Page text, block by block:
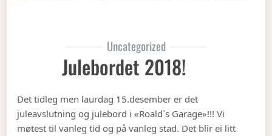
Uncategorized
Julebordet 2018!
Det tidleg men laurdag 15.desember er det
juleavslutning og julebord i «Roald`s Garage»!!! Vi
møtest til vanleg tid og på vanleg stad. Det blir ei litt